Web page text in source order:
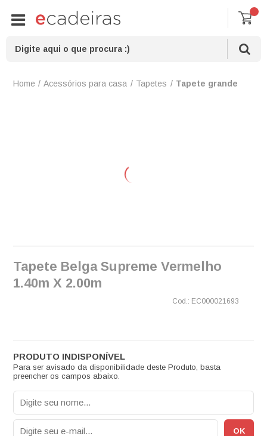
Acessórios para casa Tapetes Tapete grande
Tapete Belga Supreme Vermelho
1.40m X 2.00m
EC000021693
Para ser avisado da disponibilidade deste Produto, basta
preencher os campos abaixo.